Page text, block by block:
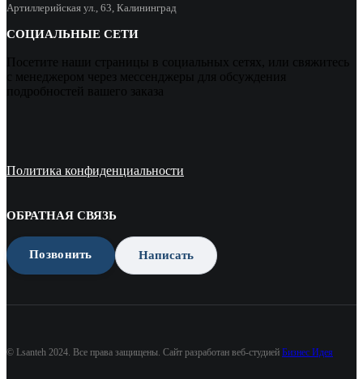
Артиллерийская ул., 63, Калининград
СОЦИАЛЬНЫЕ СЕТИ
Посетите наши страницы в социальных сетях, или свяжитесь
с менеджером через мессенджеры для обсуждения
подробностей вашего заказа
Политика конфиденциальности
ОБРАТНАЯ СВЯЗЬ
Позвонить Написать
© Lsanteh 2024. Все права защищены. Сайт разработан веб-студией Бизнес Идея